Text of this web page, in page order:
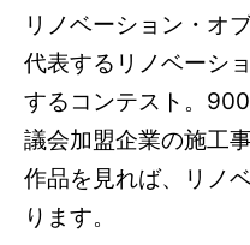
リノベーション・オ
代表するリノベーシ
するコンテスト。
議会加盟企業の施工
作品を見れば、リノ
ります。